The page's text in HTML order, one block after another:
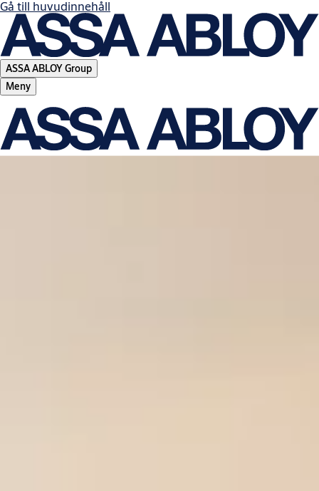
Gå till huvudinnehåll
ASSA ABLOY Group
Meny